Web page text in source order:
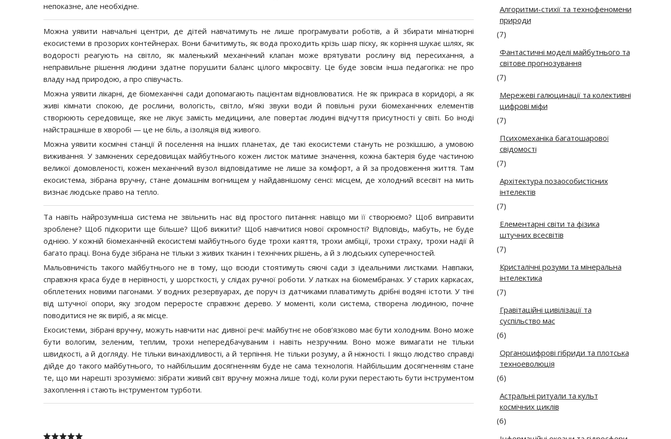
непоказне, але необхідне.
Можна уявити навчальні центри, де дітей навчатимуть не лише програмувати роботів, а й збирати мініатюрні
екосистеми в прозорих контейнерах. Вони бачитимуть, як вода проходить крізь шар піску, як коріння шукає шлях, як
водорості реагують на світло, як маленький механічний клапан може врятувати рослину від пересихання, а
неправильне рішення людини здатне порушити баланс цілого мікросвіту. Це буде зовсім інша педагогіка: не про
владу над природою, а про співучасть.
Можна уявити лікарні, де біомеханічні сади допомагають пацієнтам відновлюватися. Не як прикраса в коридорі, а як
живі кімнати спокою, де рослини, вологість, світло, м’які звуки води й повільні рухи біомеханічних елементів
створюють середовище, яке не лікує замість медицини, але повертає людині відчуття присутності у світі. Бо іноді
найстрашніше в хворобі — це не біль, а ізоляція від живого.
Можна уявити космічні станції й поселення на інших планетах, де такі екосистеми стануть не розкішшю, а умовою
виживання. У замкнених середовищах майбутнього кожен листок матиме значення, кожна бактерія буде частиною
великої домовленості, кожен механічний вузол відповідатиме не лише за комфорт, а й за продовження життя. Там
екосистема, зібрана вручну, стане домашнім вогнищем у найдавнішому сенсі: місцем, де холодний всесвіт на мить
визнає людське право на тепло.
Та навіть найрозумніша система не звільнить нас від простого питання: навіщо ми її створюємо? Щоб виправити
зроблене? Щоб підкорити ще більше? Щоб вижити? Щоб навчитися нової скромності? Відповідь, мабуть, не буде
однією. У кожній біомеханічній екосистемі майбутнього буде трохи каяття, трохи амбіції, трохи страху, трохи надії й
багато праці. Вона буде зібрана не тільки з живих тканин і технічних рішень, а й з людських суперечностей.
Мальовничість такого майбутнього не в тому, що всюди стоятимуть сяючі сади з ідеальними листками. Навпаки,
справжня краса буде в нерівності, у шорсткості, у слідах ручної роботи. У латках на біомембранах. У старих каркасах,
обплетених новими пагонами. У водних резервуарах, де поруч із датчиками плаватимуть дрібні водяні істоти. У тіні
від штучної опори, яку згодом переросте справжнє дерево. У моменті, коли система, створена людиною, почне
поводитися не як виріб, а як місце.
Екосистеми, зібрані вручну, можуть навчити нас дивної речі: майбутнє не обов’язково має бути холодним. Воно може
бути вологим, зеленим, теплим, трохи непередбачуваним і навіть незручним. Воно може вимагати не тільки
швидкості, а й догляду. Не тільки винахідливості, а й терпіння. Не тільки розуму, а й ніжності. І якщо людство справді
дійде до такого майбутнього, то найбільшим досягненням буде не сама технологія. Найбільшим досягненням стане
те, що ми нарешті зрозуміємо: зібрати живий світ вручну можна лише тоді, коли руки перестають бути інструментом
захоплення і стають інструментом турботи.
Алгоритми-стихії та технофеномени
природи
(7)
Фантастичні моделі майбутнього та
світове прогнозування
(7)
Мережеві галюцинації та колективні
цифрові міфи
(7)
Психомеханіка багатошарової
свідомості
(7)
Архітектура позаособистісних
інтелектів
(7)
Елементарні світи та фізика
штучних всесвітів
(7)
Кристалічні розуми та мінеральна
інтелектика
(7)
Гравітаційні цивілізації та
суспільство мас
(6)
Органоцифрові гібриди та плотська
техноеволюція
(6)
Астральні ритуали та культ
космічних циклів
(6)